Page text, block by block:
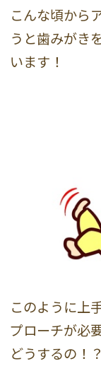
こんな頃から
うと歯みがき
います！
このように上
プローチが必
どうするの！